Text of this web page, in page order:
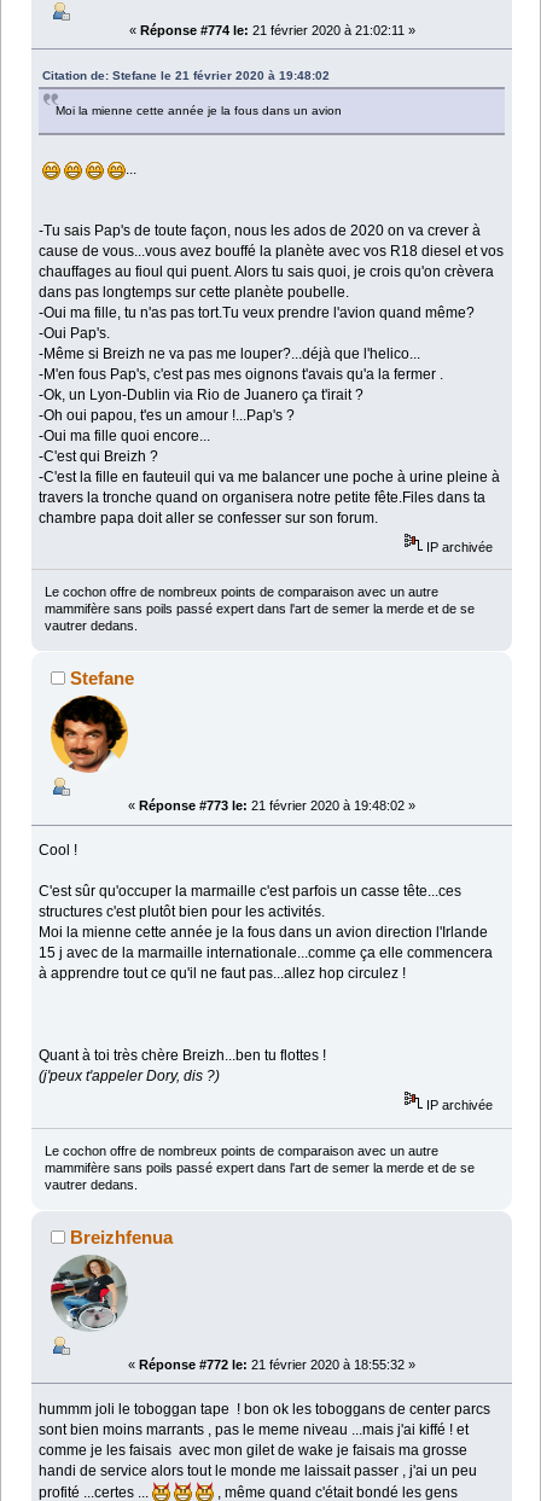
« Réponse #774 le: 21 février 2020 à 21:02:11 »
Citation de: Stefane le 21 février 2020 à 19:48:02
Moi la mienne cette année je la fous dans un avion
-Tu sais Pap's de toute façon, nous les ados de 2020 on va crever à
cause de vous...vous avez bouffé la planète avec vos R18 diesel et vos
chauffages au fioul qui puent. Alors tu sais quoi, je crois qu'on crèvera
dans pas longtemps sur cette planète poubelle.
-Oui ma fille, tu n'as pas tort.Tu veux prendre l'avion quand même?
-Oui Pap's.
-Même si Breizh ne va pas me louper?...déjà que l'helico...
-M'en fous Pap's, c'est pas mes oignons t'avais qu'a la fermer .
-Ok, un Lyon-Dublin via Rio de Juanero ça t'irait ?
-Oh oui papou, t'es un amour !...Pap's ?
-Oui ma fille quoi encore...
-C'est qui Breizh ?
-C'est la fille en fauteuil qui va me balancer une poche à urine pleine à
travers la tronche quand on organisera notre petite fête.Files dans ta
chambre papa doit aller se confesser sur son forum.
IP archivée
Le cochon offre de nombreux points de comparaison avec un autre
mammifère sans poils passé expert dans l'art de semer la merde et de se
vautrer dedans.
Stefane
« Réponse #773 le: 21 février 2020 à 19:48:02 »
Cool !
C'est sûr qu'occuper la marmaille c'est parfois un casse tête...ces
structures c'est plutôt bien pour les activités.
Moi la mienne cette année je la fous dans un avion direction l'Irlande
15 j avec de la marmaille internationale...comme ça elle commencera
à apprendre tout ce qu'il ne faut pas...allez hop circulez !
Quant à toi très chère Breizh...ben tu flottes !
(j'peux t'appeler Dory, dis ?)
IP archivée
Le cochon offre de nombreux points de comparaison avec un autre
mammifère sans poils passé expert dans l'art de semer la merde et de se
vautrer dedans.
Breizhfenua
« Réponse #772 le: 21 février 2020 à 18:55:32 »
hummm joli le toboggan tape ! bon ok les toboggans de center parcs
sont bien moins marrants , pas le meme niveau ...mais j'ai kiffé ! et
comme je les faisais avec mon gilet de wake je faisais ma grosse
handi de service alors tout le monde me laissait passer , j'ai un peu
profité ...certes ...
, même quand c'était bondé les gens